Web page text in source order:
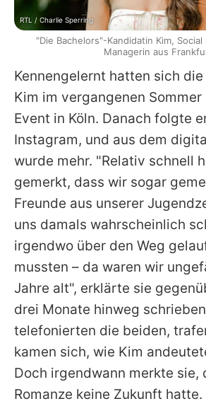
Kennengelernt hatten sich
Kim im vergangenen Sommer
Event in Köln. Danach folgte
Instagram, und aus dem
wurde mehr. "Relativ schnell
gemerkt, dass wir sogar
Freunde aus unserer
uns damals wahrscheinlich
irgendwo über den Weg
mussten – da waren wir
Jahre alt", erklärte sie
drei Monate hinweg
telefonierten die beiden,
kamen sich, wie Kim
Doch irgendwann merkte sie,
Romanze keine Zukunft hatte.
RTL / Charlie Sperring
"Die Bachelors"-Kandidatin Kim,
Managerin aus